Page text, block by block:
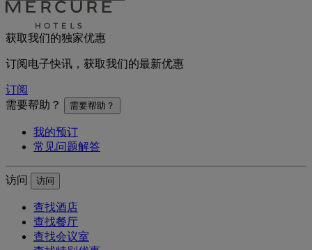
获取我们的独家优惠
订阅电子快讯，获取我们的最新优惠
订阅
需要帮助？
需要帮助？
我的预订
常见问题解答
访问 访问
查找酒店
查找餐厅
查找会议室